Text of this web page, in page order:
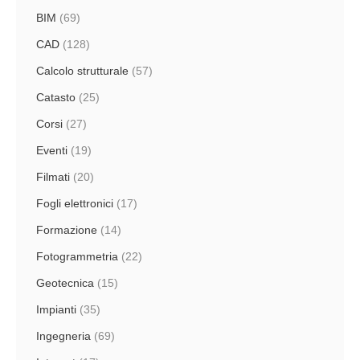
BIM (69)
CAD (128)
Calcolo strutturale (57)
Catasto (25)
Corsi (27)
Eventi (19)
Filmati (20)
Fogli elettronici (17)
Formazione (14)
Fotogrammetria (22)
Geotecnica (15)
Impianti (35)
Ingegneria (69)